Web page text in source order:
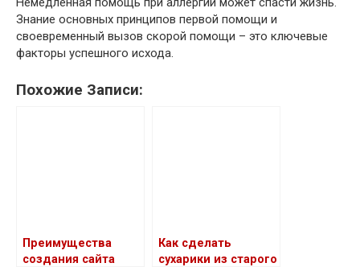
Знание основных принципов первой помощи и
своевременный вызов скорой помощи – это ключевые
факторы успешного исхода.
Похожие Записи:
Преимущества
создания сайта
Как сделать
сухарики из старого